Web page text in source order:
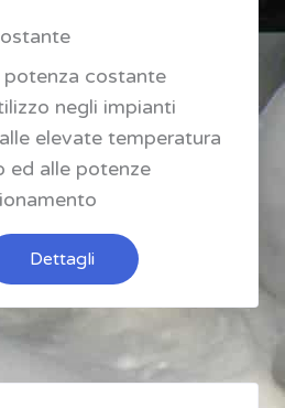
potenza costante
negli impianti
elevate temperatura
ed alle potenze
Dettagli